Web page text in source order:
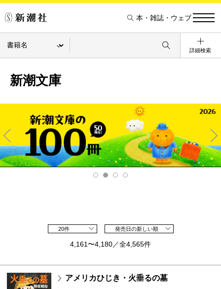
本・雑誌・ウェブ
詳細検索
新潮文庫
Pre
v
Ne
xt
20件 発売日の新しい順
4,161〜4,180／全4,565件
アメリカひじき・火垂るの墓